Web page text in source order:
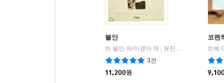
불안
린 울만 저/이경아 역
뮤진트리
3건
11,200원
코펜